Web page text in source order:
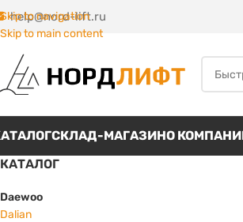
Skip to navigation
Skip to main content
help@nord-lift.ru
СКЛАД-МАГАЗИНО
КАТАЛОГ
Daewoo
Dalian